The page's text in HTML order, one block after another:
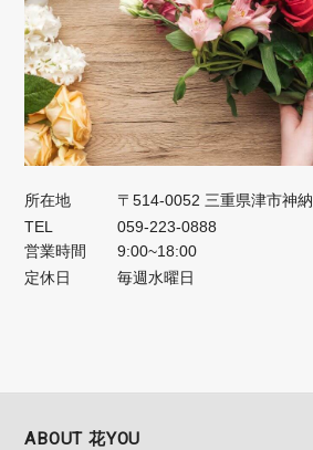
所在地
〒514-0052 三重県津市神
TEL
059-223-0888
営業時間
9:00~18:00
定休日
毎週水曜日
ABOUT 花YOU